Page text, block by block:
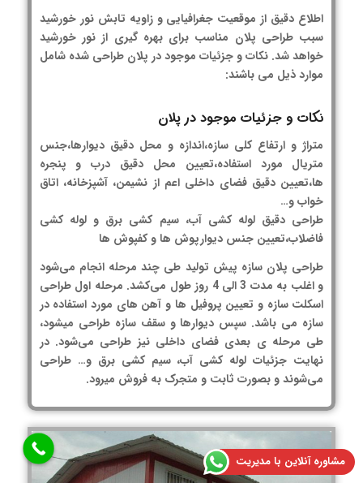
اطلاع دقیق از موقعیت جغرافیایی و زاویه تابش نور خورشید
سبب طراحی پلان مناسب برای بهره گیری از نور خورشید
خواهد شد. نکات و جزئیات موجود در پلان طراحی شده شامل
موارد ذیل می باشند:
نکات و جزئیات موجود در پلان
متراژ و ارتفاع کلی سازه،اندازه و محل دقیق دیوارها،جنس
متریال مورد استفاده،تعیین محل دقیق درب و پنجره
ها،تعیین دقیق فضای داخلی اعم از نشیمن، آشپزخانه، اتاق
خواب و…
طراحی دقیق لوله کشی آب، سیم کشی برق و لوله کشی
فاضلاب،تعیین جنس دیوارپوش ها و کفپوش ها
طراحی پلان سازه پیش تولید طی چند مرحله انجام می‌شود
و اغلب به مدت 3 الی 4 روز طول می‌کشد. مرحله اول طراحی
اسکلت سازه و تعیین پروفیل ها و آهن های مورد استفاده در
سازه می باشد. سپس دیوارها و سقف سازه طراحی میشود،
طی مرحله ی بعدی فضای داخلی نیز طراحی می‌شود. در
نهایت جزئیات لوله کشی آب، سیم کشی برق و… طراحی
می‌شوند و بصورت ثابت و متجرک به فروش میرود.
مشاوره آنلاین با مدیریت